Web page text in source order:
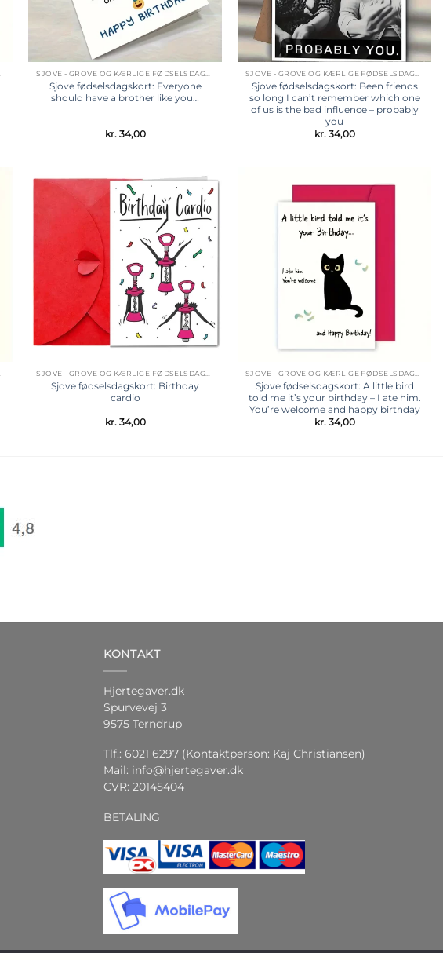
Sjove fødselsdagskort: Everyone
should have a brother like you…
kr.34,00
Sjove fødselsdagskort: Been friends
so long I can’t remember which one
of us is the bad influence – probably
you
kr.34,00
Tilføj til
ønskeliste
Sjove fødselsdagskort: Birthday
cardio
kr.34,00
Sjove fødselsdagskort: A little bird
told me it’s your birthday – I ate him.
You’re welcome and happy birthday
kr.34,00
KONTAKT
Hjertegaver.dk
Spurvevej 3
9575 Terndrup
Tlf.: 6021 6297 (Kontaktperson: Kaj Christiansen)
Mail: info@hjertegaver.dk
CVR: 20145404
BETALING